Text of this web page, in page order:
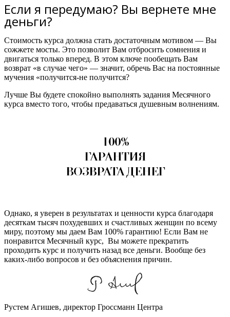
Если я передумаю? Вы вернете мне
деньги?
Стоимость курса должна стать достаточным мотивом — Вы
сожжете мосты. Это позволит Вам отбросить сомнения и
двигаться только вперед. В этом ключе пообещать Вам
возврат «в случае чего» — значит, обречь Вас на постоянные
мучения «получится-не получится?
Лучше Вы будете спокойно выполнять задания Месячного
курса вместо того, чтобы предаваться душевным волнениям.
Однако, я уверен в результатах и ценности курса благодаря
десяткам тысяч похудевших и счастливых женщин по всему
миру, поэтому мы даем Вам 100% гарантию! Если Вам не
понравится Месячный курс, Вы можете прекратить
проходить курс и получить назад все деньги. Вообще без
каких-либо вопросов и без объяснения причин.
Рустем Агишев, директор Гроссманн Центра